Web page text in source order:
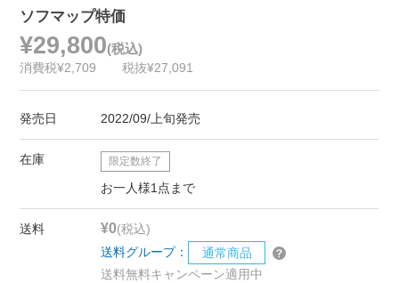
ソフマップ特価
¥29,800(税込)
消費税¥2,709 税抜¥27,091
発売日 2022/09/上旬発売
在庫 限定数終了
お一人様1点まで
送料 ¥0(税込)
送料グループ：
通常商品
送料無料キャンペーン適用中